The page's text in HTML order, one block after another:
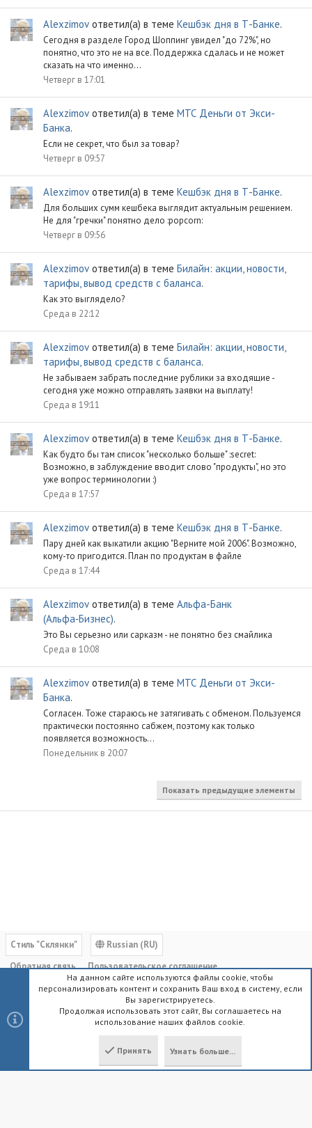
Alexzimov ответил(а) в теме Кешбэк дня в Т-Банке.
Сегодня в разделе Город Шоппинг увидел "до 72%", но
понятно, что это не на все. Поддержка сдалась и не может
сказать на что именно...
Четверг в 17:01
Alexzimov ответил(а) в теме МТС Деньги от Экси-
Банка.
Если не секрет, что был за товар?
Четверг в 09:57
Alexzimov ответил(а) в теме Кешбэк дня в Т-Банке.
Для больших сумм кешбека выглядит актуальным решением.
Не для "гречки" понятно дело :popcorn:
Четверг в 09:56
Alexzimov ответил(а) в теме Билайн: акции, новости,
тарифы, вывод средств с баланса.
Как это выглядело?
Среда в 22:12
Alexzimov ответил(а) в теме Билайн: акции, новости,
тарифы, вывод средств с баланса.
Не забываем забрать последние рублики за входящие -
сегодня уже можно отправлять заявки на выплату!
Среда в 19:11
Alexzimov ответил(а) в теме Кешбэк дня в Т-Банке.
Как будто бы там список "несколько больше" :secret:
Возможно, в заблуждение вводит слово "продукты", но это
уже вопрос терминологии :)
Среда в 17:57
Alexzimov ответил(а) в теме Кешбэк дня в Т-Банке.
Пару дней как выкатили акцию "Верните мой 2006". Возможно,
кому-то пригодится. План по продуктам в файле
Среда в 17:44
Alexzimov ответил(а) в теме Альфа-Банк
(Альфа‑Бизнес).
Это Вы серьезно или сарказм - не понятно без смайлика
Среда в 10:08
Alexzimov ответил(а) в теме МТС Деньги от Экси-
Банка.
Согласен. Тоже стараюсь не затягивать с обменом. Пользуемся
практически постоянно сабжем, поэтому как только
появляется возможность...
Понедельник в 20:07
Показать предыдущие элементы
Cтиль "Склянки"
Russian (RU)
Обратная связь
Пользовательское соглашение
Политика конфиденциальности
Помощь Главная
R
S
Community platform by XenForo® © 2010-2023 XenForo Ltd.
XenForo.Info
На данном сайте используются файлы cookie, чтобы
персонализировать контент и сохранить Ваш вход в систему, если
Вы зарегистрируетесь.
Продолжая использовать этот сайт, Вы соглашаетесь на
использование наших файлов cookie.
Принять Узнать больше...